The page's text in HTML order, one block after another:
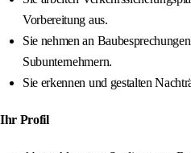
Vorbereitung aus.
Sie nehmen an
Subunternehmern.
Sie erkennen und gestalten
Ihr Profil